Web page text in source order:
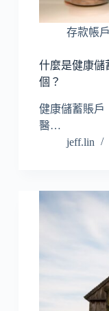
存款帳戶
什麼是健康儲
個？
健康儲蓄賬戶
醫…
jeff.lin